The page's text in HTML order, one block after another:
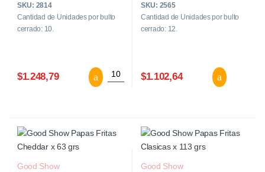
SKU: 2814
Cantidad de Unidades por bulto
cerrado: 10.
$1.248,79 Alwa Papas Fritas Rurales Sin TACC x
SKU: 2565
Cantidad de Unidades por bulto
cerrado: 12.
$1.102,64
Good Show
Good Show